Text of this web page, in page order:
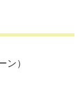
）